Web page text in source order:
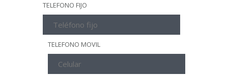
TELEFONO FIJO
TELEFONO MOVIL